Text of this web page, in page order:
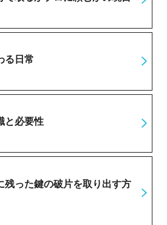
る日常
と必要性
残った鍵の破片を取り出す方